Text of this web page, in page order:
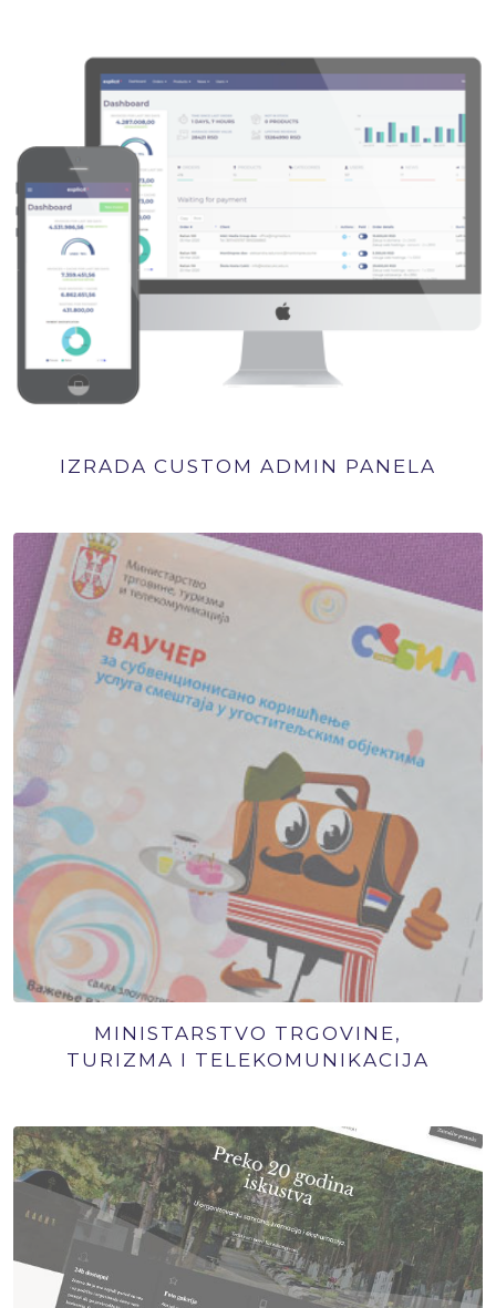
IZRADA CUSTOM ADMIN PANELA
MINISTARSTVO TRGOVINE,
TURIZMA I TELEKOMUNIKACIJA